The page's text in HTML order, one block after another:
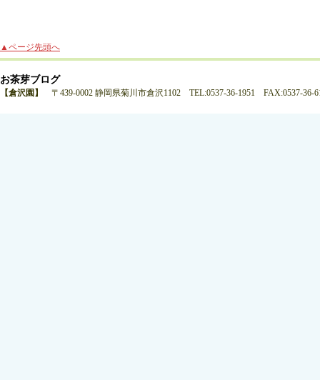
▲ページ先頭へ
お茶芽ブログ
【倉沢園】 〒439-0002 静岡県菊川市倉沢1102 TEL:0537-36-1951 FAX:0537-36-